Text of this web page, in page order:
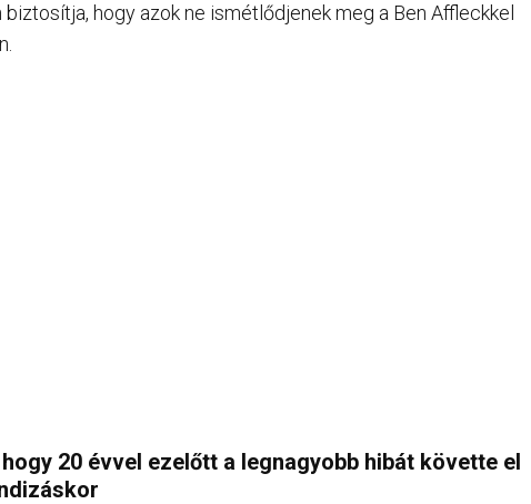
biztosítja, hogy azok ne ismétlődjenek meg a Ben Affleckkel
20 évvel ezelőtt a legnagyobb hibát követte el